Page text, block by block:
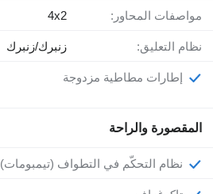
مواصفات المحاور: 4x2
نظام التعليق: زنبرك/زنبرك
إطارات مطاطية مزدوجة
المقصورة والراحة
نظام التحكّم في التطواف (تيمبومات)